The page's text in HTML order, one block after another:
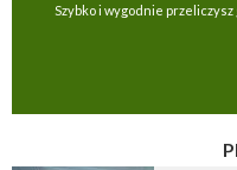
Szybko i wygodnie przeliczysz